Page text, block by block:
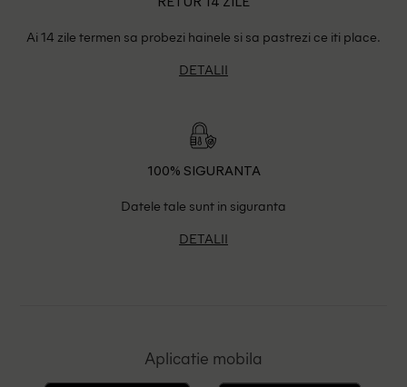
RETUR 14 ZILE
Ai 14 zile termen sa probezi hainele si sa pastrezi ce iti place.
DETALII
100% SIGURANTA
Datele tale sunt in siguranta
DETALII
Aplicatie mobila